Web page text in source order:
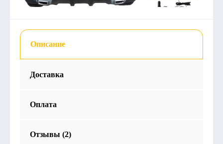
Описание
Доставка
Оплата
Отзывы (2)